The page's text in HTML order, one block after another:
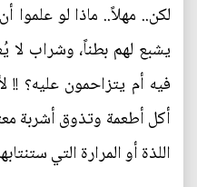
لكن.. مهلاً.. ماذا لو
يشبع لهم بطناً، وشراب
فيه أم يتزاحمون عليه؟ !!
أكل أطعمة وتذوق أشربة
اللذة أو المرارة التي